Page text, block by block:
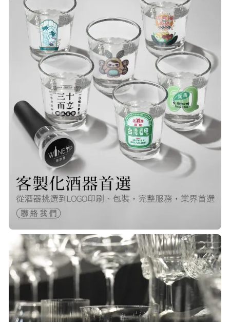
21/Nov/2025 05:25 pm
已經回購無數次，賣家態度良好，有
問必答，包裝完整，商品也非常的
棒！
Q***
22/Nov/2025 12:40 pm
很快就收到商品了，出貨速度非常的
快，非常棒的賣家 質感又耐看,細膩
包裝得很小心 CP值很高！！推薦購入
23/Nov/2025 08:00 am